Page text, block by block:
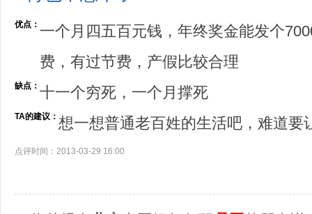
优点： 一个月四五百元钱，年终奖金能发个
费，有过节费，产假比较合理
缺点： 十一个穷死，一个月撑死
TA的建议： 想一想普通老百姓的生活吧，难道要
点评时间：2013-03-29 16:00